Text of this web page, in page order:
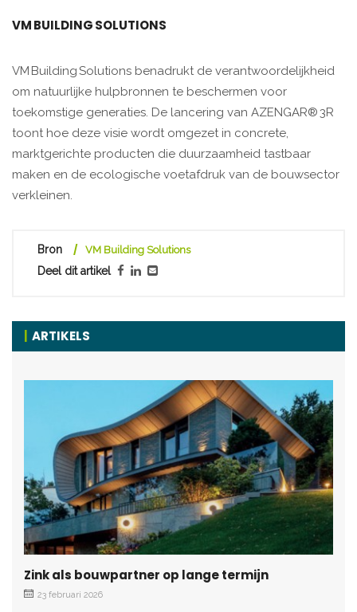
VM BUILDING SOLUTIONS
VM Building Solutions benadrukt de verantwoordelijkheid
om natuurlijke hulpbronnen te beschermen voor
toekomstige generaties. De lancering van AZENGAR® 3R
toont hoe deze visie wordt omgezet in concrete,
marktgerichte producten die duurzaamheid tastbaar
maken en de ecologische voetafdruk van de bouwsector
verkleinen.
Bron VM Building Solutions
Deel dit artikel
ARTIKELS
Zink als bouwpartner op lange termijn
23 februari 2026